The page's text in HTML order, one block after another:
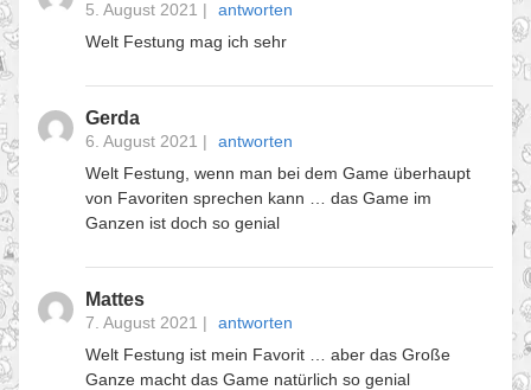
5. August 2021 |
antworten
Welt Festung mag ich sehr
Gerda
6. August 2021 |
antworten
Welt Festung, wenn man bei dem Game überhaupt
von Favoriten sprechen kann … das Game im
Ganzen ist doch so genial
Mattes
7. August 2021 |
antworten
Welt Festung ist mein Favorit … aber das Große
Ganze macht das Game natürlich so genial